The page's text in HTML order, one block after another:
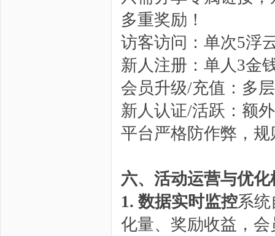
多重奖励！
访客访问：单次5浮
新人注册：单人3金
会员升级/充值：多
新人认证/活跃：额
平台严格防作弊，
六、活动运营与优化
1. 数据实时监控系
化量、奖励收益，